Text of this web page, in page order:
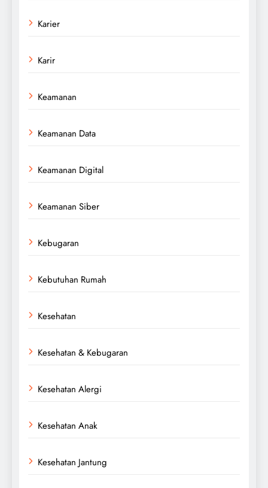
Karier
Karir
Keamanan
Keamanan Data
Keamanan Digital
Keamanan Siber
Kebugaran
Kebutuhan Rumah
Kesehatan
Kesehatan & Kebugaran
Kesehatan Alergi
Kesehatan Anak
Kesehatan Jantung